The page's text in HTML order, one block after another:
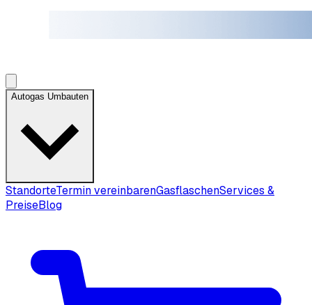
Autogas Umbauten
StandorteTermin vereinbarenGasflaschenServices &
PreiseBlog